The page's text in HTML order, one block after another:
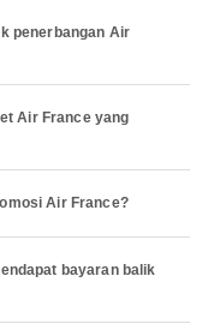
penerbangan Air
Air France yang
Air France?
bayaran balik